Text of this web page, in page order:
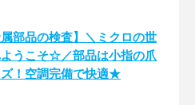
属部品の検査】＼ミクロの世
うこそ☆／部品は小指の爪
！空調完備で快適★